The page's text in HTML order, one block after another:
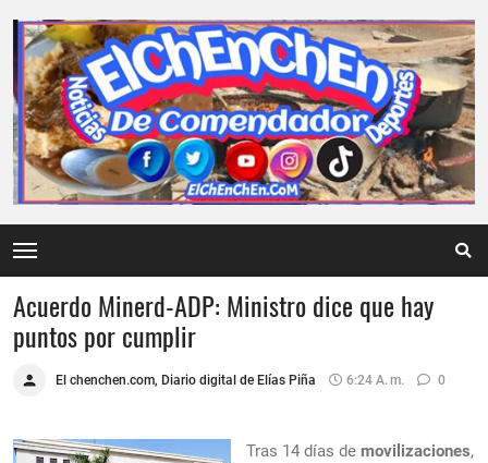
Acuerdo Minerd-ADP: Ministro dice que hay
puntos por cumplir
El chenchen.com, Diario digital de Elías Piña 6:24 A. M. 0
Tras 14 días de movilizaciones,